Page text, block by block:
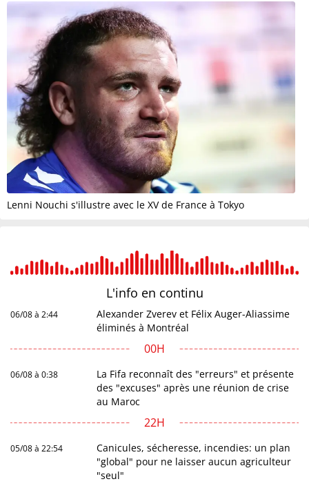
Lenni Nouchi s'illustre avec le XV de France à Tokyo
L'info en continu
06/08 à 2:44
Alexander Zverev et Félix Auger-Aliassime
éliminés à Montréal
00H
06/08 à 0:38
La Fifa reconnaît des "erreurs" et présente
des "excuses" après une réunion de crise
au Maroc
22H
05/08 à 22:54
Canicules, sécheresse, incendies: un plan
"global" pour ne laisser aucun agriculteur
"seul"